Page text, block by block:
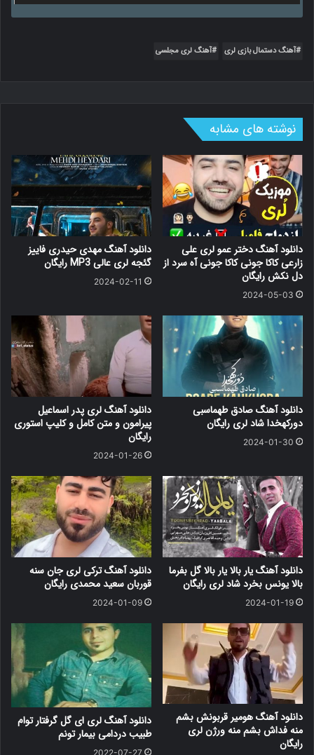
آهنگ دستمال بازی لری آهنگ لری مجلسی
نوشته های مشابه
دانلود آهنگ دختر عمو لری علی
زارعی کاکا جونی کاکا جونی آه سرد از
دل نکش رایگان
2024-05-03
دانلود آهنگ مهدی حیدری فاییز
گئجه لری عالی MP3 رایگان
2024-02-11
دانلود آهنگ صادق طهماسبی
دورکهخدا شاد لری رایگان
2024-01-30
دانلود آهنگ لری پدر اسماعیل
پیرامون و متن کامل و کلیپ استوری
رایگان
2024-01-26
دانلود آهنگ یار بالا یار بالا گل بفرما
بالا یونس بخرد شاد لری رایگان
2024-01-19
دانلود آهنگ ترکی لری جان سنه
قوربان سعید محمدی رایگان
2024-01-09
دانلود آهنگ هومیر قربونش بشم
منه فداش بشم منه ورژن لری
رایگان
دانلود آهنگ لری ای گل گرفتار توام
طبیب دردامی بیمار تونم
2022-07-27